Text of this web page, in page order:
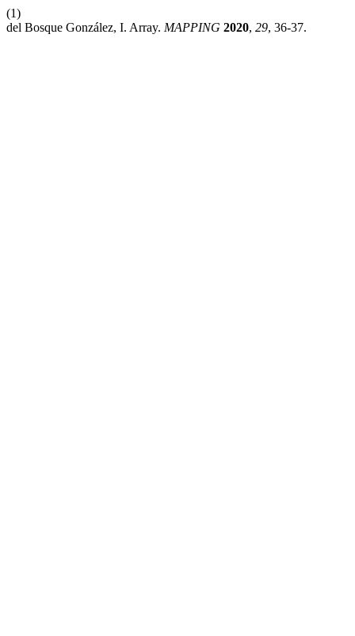
(1)
del Bosque González, I. Array. MAPPING 2020, 29, 36-37.